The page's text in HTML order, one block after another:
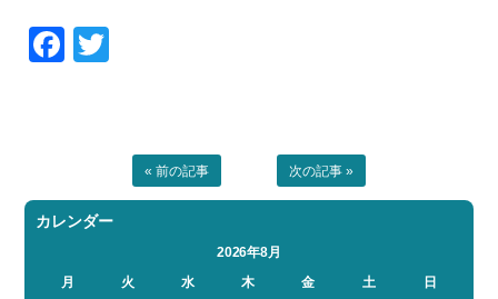
Facebook
« 前の記事 次の記事 »
カレンダー
2026年8月
月
火 水 木 金 土
日